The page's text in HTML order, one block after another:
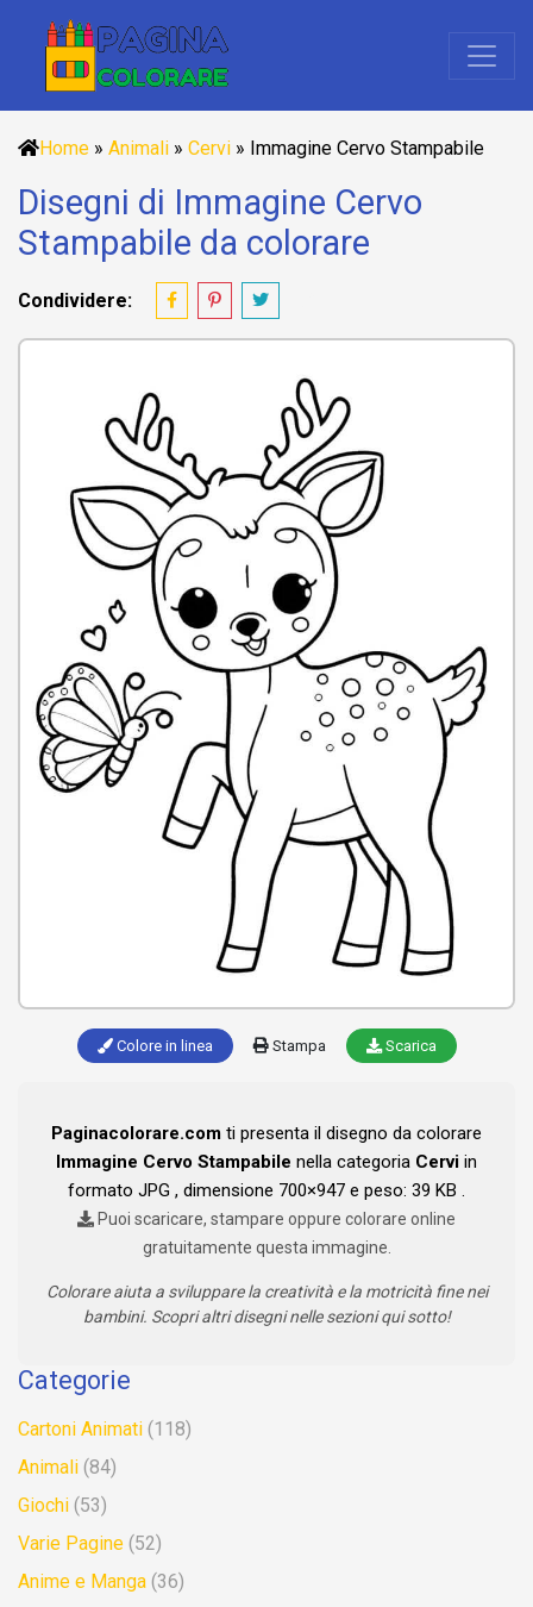
Home » Animali » Cervi » Immagine Cervo Stampabile
Disegni di Immagine Cervo
Stampabile da colorare
Condividere:
Colore in linea Stampa Scarica
Paginacolorare.com ti presenta il disegno da colorare
Immagine Cervo Stampabile nella categoria Cervi in
formato JPG , dimensione 700×947 e peso: 39 KB .
Puoi scaricare, stampare oppure colorare online
gratuitamente questa immagine.
Colorare aiuta a sviluppare la creatività e la motricità fine nei
bambini. Scopri altri disegni nelle sezioni qui sotto!
Categorie
Cartoni Animati (118)
Animali (84)
Giochi (53)
Varie Pagine (52)
Anime e Manga (36)